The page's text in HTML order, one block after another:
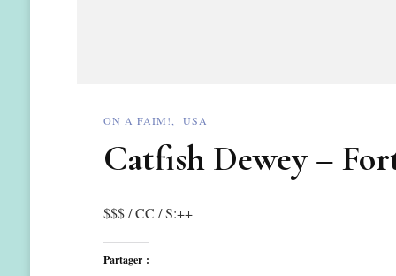
ON A FAIM! USA
Catfish Dewey –
$$$ / CC /
Partager :